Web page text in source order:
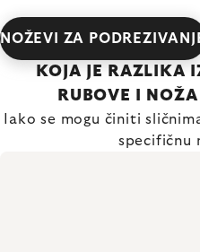
NOŽEVI ZA
KOJA JE RAZLIKA
RUBOVE I NOŽA
Iako se mogu činiti
specifičnu